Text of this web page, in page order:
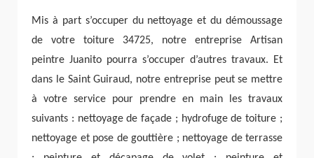
Mis à part s’occuper du nettoyage et du démoussage
de votre toiture 34725, notre entreprise Artisan
peintre Juanito pourra s’occuper d’autres travaux. Et
dans le Saint Guiraud, notre entreprise peut se mettre
à votre service pour prendre en main les travaux
suivants : nettoyage de façade ; hydrofuge de toiture ;
nettoyage et pose de gouttière ; nettoyage de terrasse